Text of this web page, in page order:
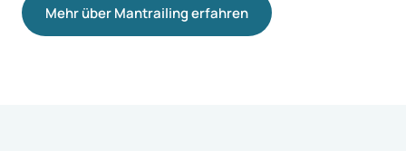
Mehr über Mantrailing erfahren